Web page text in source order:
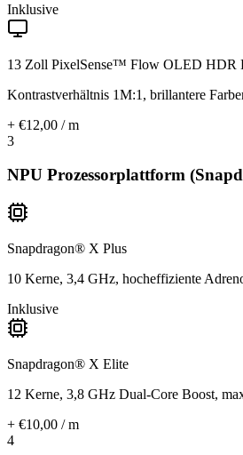
Inklusive
13 Zoll PixelSense™ Flow OLED HDR
Kontrastverhältnis 1M:1, brillantere
+ €12,00 / m
3
NPU Prozessorplattform
Snapdragon® X Plus
10 Kerne, 3,4 GHz, hocheffiziente
Inklusive
Snapdragon® X Elite
12 Kerne, 3,8 GHz Dual-Core Boost,
+ €10,00 / m
4